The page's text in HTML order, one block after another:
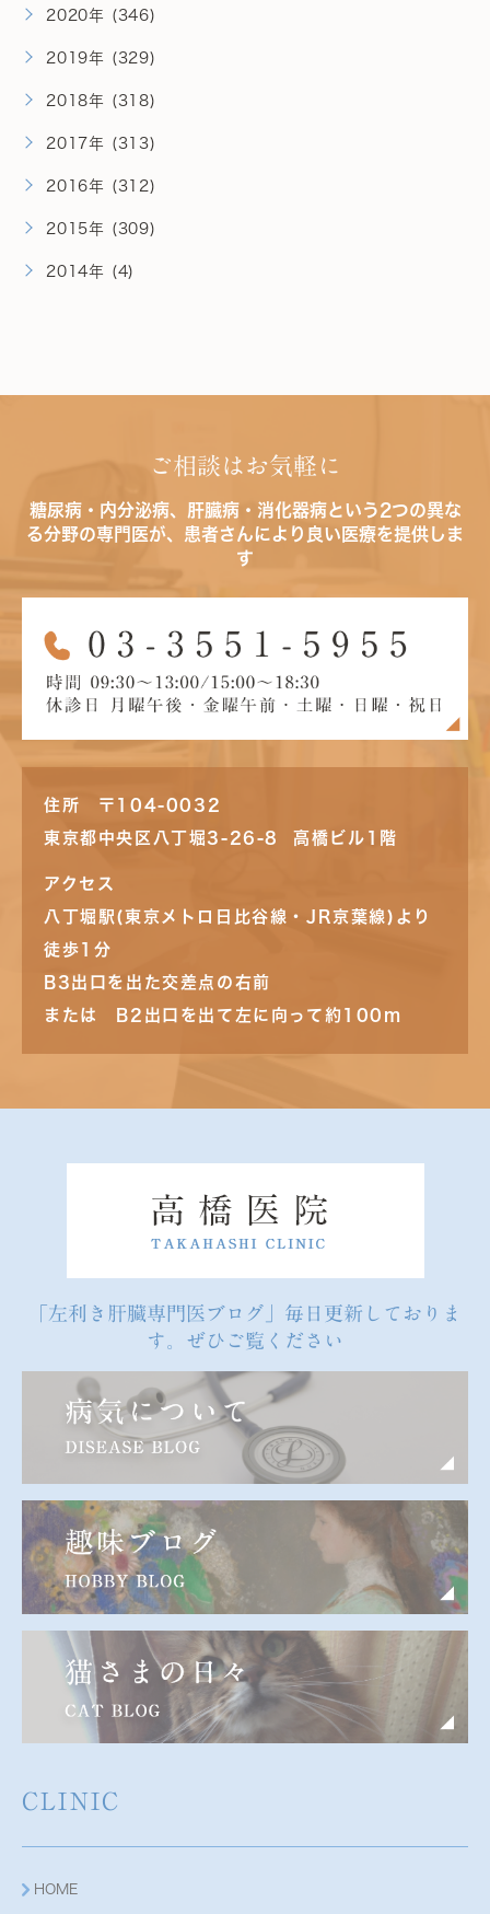
2020年 (346)
2019年 (329)
2018年 (318)
2017年 (313)
2016年 (312)
2015年 (309)
2014年 (4)
ご相談はお気軽に
糖尿病・内分泌病、肝臓病・消化器病という2つの異な
る分野の専門医が、患者さんにより良い医療を提供しま
す
住所 〒104-0032
東京都中央区八丁堀3-26-8 高橋ビル1階
アクセス
八丁堀駅(東京メトロ日比谷線・JR京葉線)より
徒歩1分
B3出口を出た交差点の右前
または B2出口を出て左に向って約100m
「左利き肝臓専門医ブログ」毎日更新しておりま
す。ぜひご覧ください
CLINIC
HOME